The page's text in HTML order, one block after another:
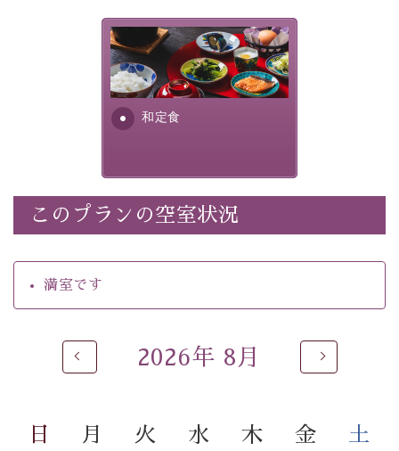
・館内フリーWi-Fi
・チェックイン15時、チェックアウト10時
・朝食はこだわりの味噌汁をはじめとした和定食
自家源泉「美翠源泉」は酸化の進みが遅く新鮮で若返り
■お座敷風呂（大浴場）
温泉の成分に合わせ、防菌防カビの特殊素材の畳を使
※男性大浴場までのご移動には階段がございます。 予め
和定食
さっぱりとした和食膳に使わ
れる食材は、諏訪の名産品を
ふんだんに取り入れ、安心・
安全を心掛けた長野県産...
このプランの空室状況
満室です
2026年 8月
日 月 火 水 木 金 土